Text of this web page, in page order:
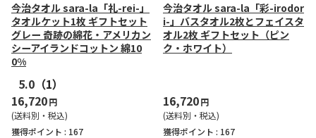
今治タオル sara-la「礼-rei-」
タオルケット1枚 ギフトセット
グレー 奇跡の綿花・アメリカン
シーアイランドコットン 綿10
0%
5.0 （1）
16,720円
(送料別・税込)
獲得ポイント : 167
今治タオル sara-la「彩-irodor
i-」バスタオル2枚とフェイスタ
オル2枚 ギフトセット（ピン
ク・ホワイト）
16,720円
(送料別・税込)
獲得ポイント : 167